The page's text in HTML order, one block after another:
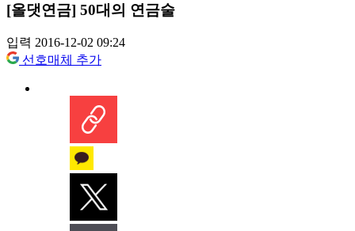
[올댓연금] 50대의 연금술
입력 2016-12-02 09:24
선호매체 추가